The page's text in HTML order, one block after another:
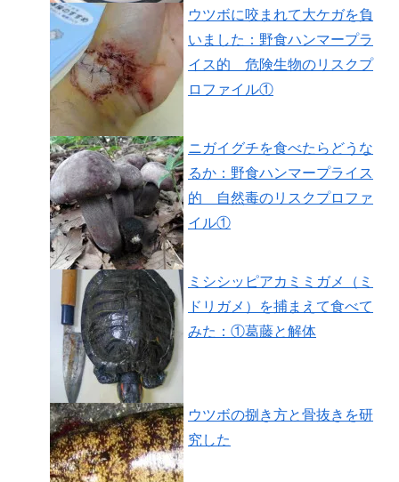
ウツボに咬まれて大ケガを負
いました：野食ハンマープラ
イス的 危険生物のリスクプ
ロファイル①
ニガイグチを食べたらどうな
るか：野食ハンマープライス
的 自然毒のリスクプロファ
イル①
ミシシッピアカミミガメ（ミ
ドリガメ）を捕まえて食べて
みた：①葛藤と解体
ウツボの捌き方と骨抜きを研
究した